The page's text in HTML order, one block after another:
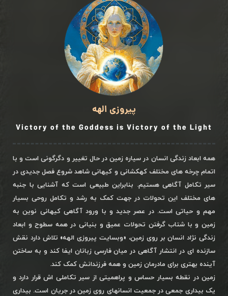
پیروزی الهه
Victory of the Goddess is Victory of the Light
همه ابعاد زندگی انسان در سیاره زمین در حال تغییر و دگرگونی است و با
اتمام چرخه های مختلف کهکشانی و کیهانی شاهد شروع فصل جدیدی در
سیر تکامل آگاهی هستیم. بنابراین طبیعی است که آشنایی با جنبه
های مختلف این تحولات در جهت کمک به رشد و تکامل روحی بسیار
مهم و حیاتی است. در عصر جدید و با ورود آگاهی کیهانی نوین به
زمین و با شتاب گرفتن تحولات عمیق و بنیانی در همه سطوح و ابعاد
زندگی نژاد انسان بر روی زمین، «وبسایت پیروزی الهه» تلاش دارد نقش
سازنده ای در انتشار آگاهی در میان فارسی زبانان ایفا کند و به ساختن
آینده بهتری برای مادرمان زمین و همه فرزندانش کمک کند.
زمین در نقطه بسیار حساس و پراهمیتی از سیر تکاملی اش قرار دارد و
یک بیداری جمعی در جمعیت انسانهای روی زمین در جریان است. بیداری